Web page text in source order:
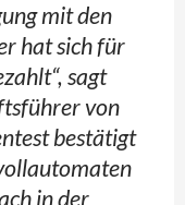
mit den
hat sich für
sagt
von
bestätigt
in der